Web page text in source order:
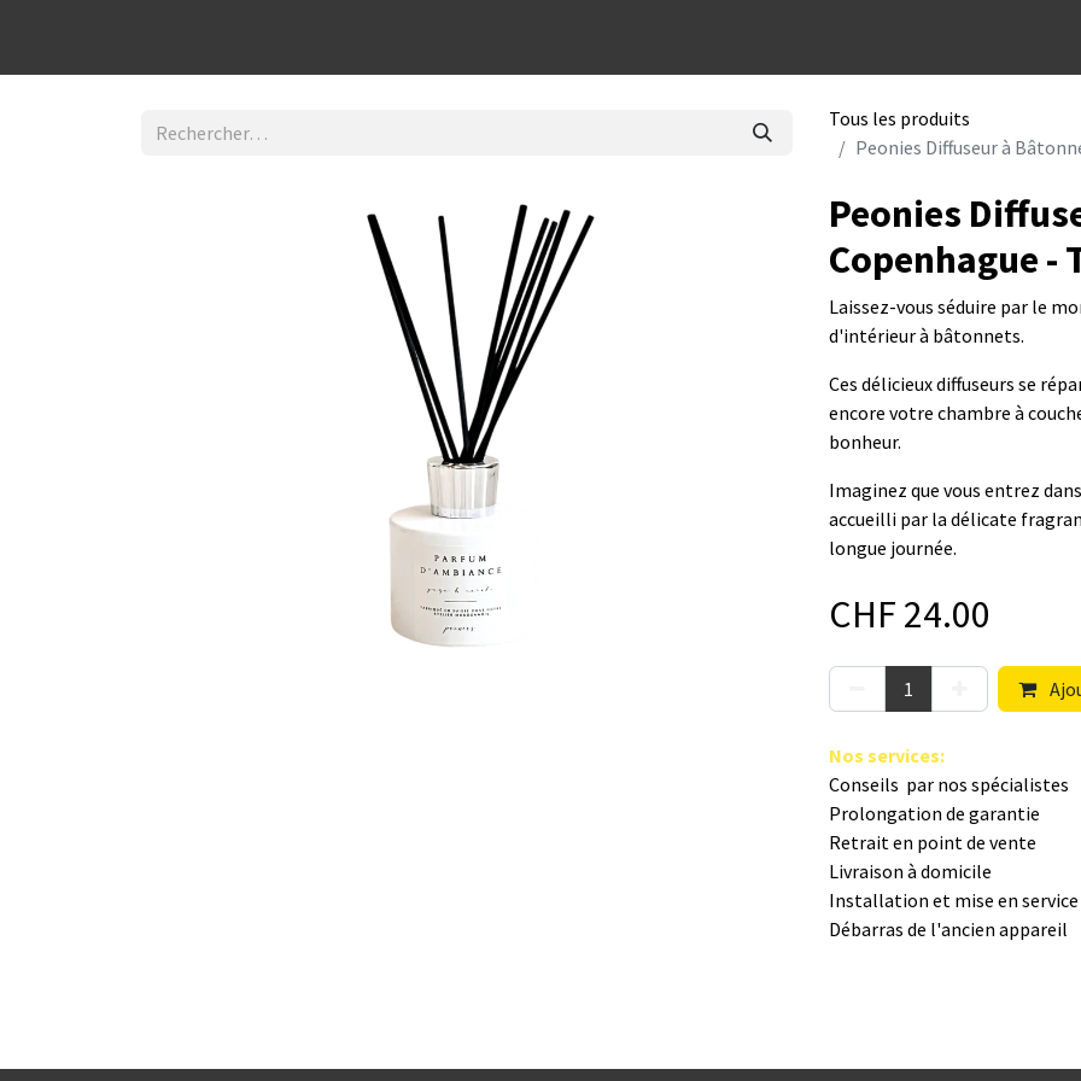
Tous les produits
Peonies Diffuseur à
Peonies
Copenhague -
Laissez-vous séduire par le
d'intérieur à bâtonnets.
Ces délicieux diffuseurs se
encore votre chambre à
bonheur.
Imaginez que vous entrez
accueilli par la délicate
longue journée.
CHF 24.00
Nos s​ervices:
Conseils par nos spé​cialistes
Prolongation de garantie
Retrait en point de vente
Livraison à domicile
Installation et mise en service
Débarras de l'ancien appareil